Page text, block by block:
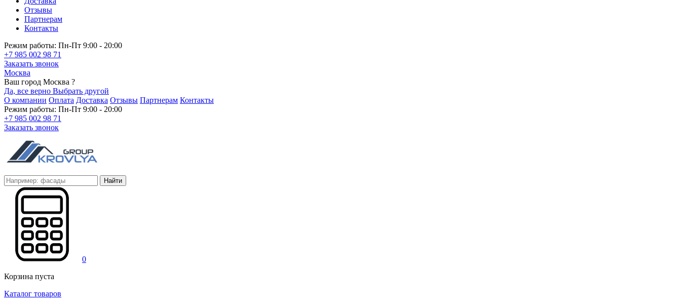
Отзывы
Партнерам
Контакты
Режим работы: Пн-Пт 9:00 - 20:00
+7 985 002 98 71
Заказать звонок
Москва
Ваш город Москва ?
Да, все верно Выбрать другой
О компании Оплата Доставка Отзывы Партнерам Контакты
Режим работы: Пн-Пт 9:00 - 20:00
+7 985 002 98 71
Заказать звонок
Найти
0
Корзина пуста
Каталог товаров